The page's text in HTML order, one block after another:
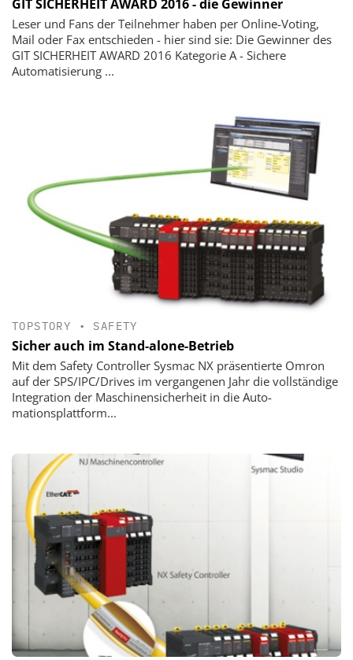
GIT SICHERHEIT AWARD 2016 - die Gewinner
Leser und Fans der Teilnehmer haben per Online-Voting,
Mail oder Fax entschieden - hier sind sie: Die Gewinner des
GIT SICHERHEIT AWARD 2016 Kategorie A - Sichere
Automatisierung ...
TOPSTORY • SAFETY
Sicher auch im Stand-alone-Betrieb
Mit dem Safety Controller Sysmac NX präsentierte Omron
auf der SPS/IPC/Drives im vergangenen Jahr die vollständige
Integration der ­Maschinensicherheit in die Auto­
mationsplattform...